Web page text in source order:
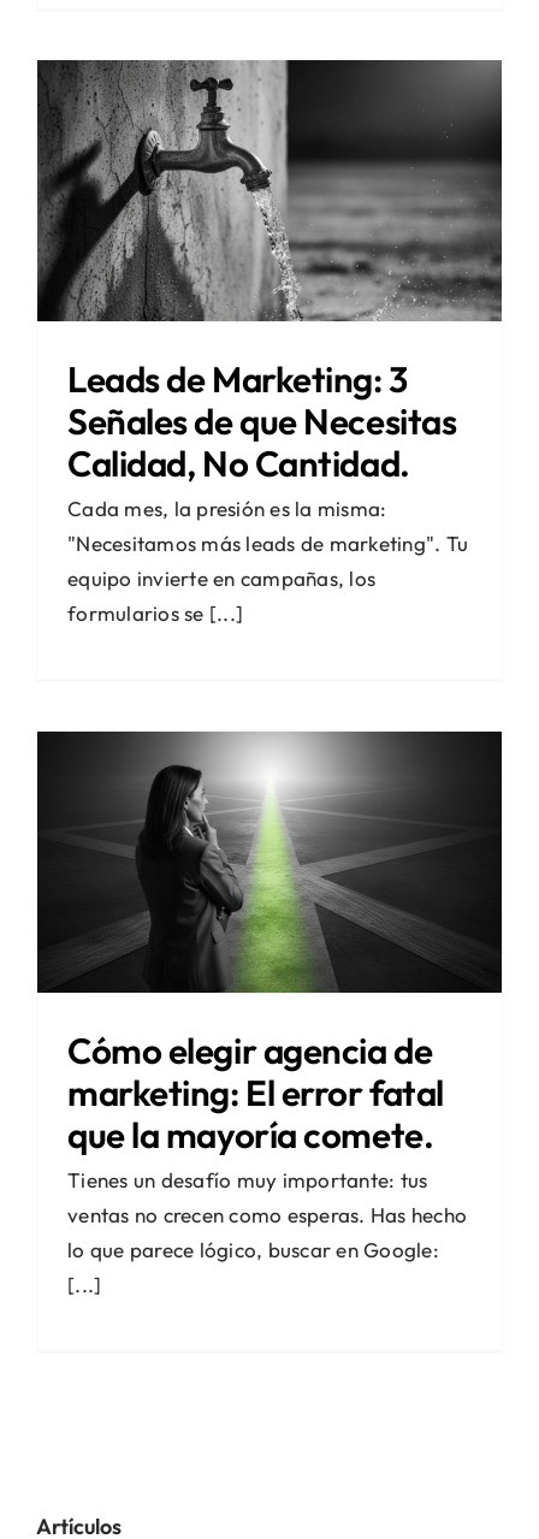
Leads de Marketing: 3
Señales de que Necesitas
Calidad, No Cantidad.
Cada mes, la presión es la misma:
"Necesitamos más leads de marketing". Tu
equipo invierte en campañas, los
formularios se [...]
Cómo elegir agencia de
marketing: El error fatal
que la mayoría comete.
Tienes un desafío muy importante: tus
ventas no crecen como esperas. Has hecho
lo que parece lógico, buscar en Google:
[...]
Artículos